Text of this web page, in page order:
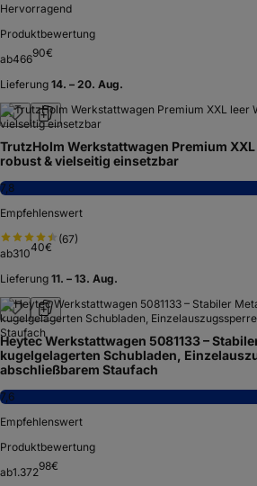
Hervorragend
Produktbewertung
ab46690€
Lieferung 14. – 20. Aug.
TrutzHolm Werkstattwagen Premium
robust & vielseitig einsetzbar
7,8
Empfehlenswert
(67)
ab31040€
Lieferung 11. – 13. Aug.
Heytec Werkstattwagen 5081133 –
kugelgelagerten Schubladen,
abschließbarem Staufach
7,6
Empfehlenswert
Produktbewertung
ab1.37298€